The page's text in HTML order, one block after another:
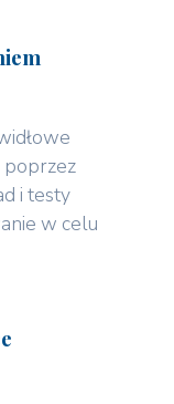
poprzez
i testy
w celu